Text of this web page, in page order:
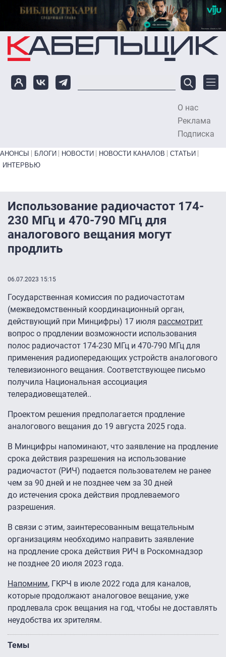
Перейти к основному содержанию
О нас
Реклама
Подписка
Primary links bottom
АНОНСЫ БЛОГИ НОВОСТИ НОВОСТИ КАНАЛОВ
СТАТЬИ
ИНТЕРВЬЮ
Использование радиочастот 174-
230 МГц и 470-790 МГц для
аналогового вещания могут
продлить
06.07.2023 15:15
Государственная комиссия по радиочастотам
(межведомственный координационный орган,
действующий при Минцифры) 17 июля рассмотрит
вопрос о продлении возможности использования
полос радиочастот 174-230 МГц и 470-790 МГц для
применения радиопередающих устройств аналогового
телевизионного вещания. Соответствующее письмо
получила Национальная ассоциация
телерадиовещателей..
Проектом решения предполагается продление
аналогового вещания до 19 августа 2025 года.
В Минцифры напоминают, что заявление на продление
срока действия разрешения на использование
радиочастот (РИЧ) подается пользователем не ранее
чем за 90 дней и не позднее чем за 30 дней
до истечения срока действия продлеваемого
разрешения.
В связи с этим, заинтересованным вещательным
организациям необходимо направить заявление
на продление срока действия РИЧ в Роскомнадзор
не позднее 20 июля 2023 года.
Напомним, ГКРЧ в июле 2022 года для каналов,
которые продолжают аналоговое вещание, уже
продлевала срок вещания на год, чтобы не доставлять
неудобства их зрителям.
Темы